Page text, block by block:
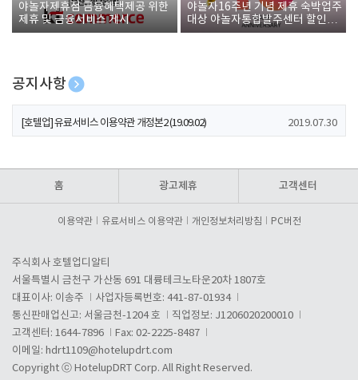
야놀자제휴점 금융혜택제공 위한
제휴 및 금융서비스 게시
야놀자16주년 기념 제휴 숙박업주
대상 야놀자통합발주센터 할인쿠
폰 증정
공지사항
[호텔업] 개인정보 처리방침 개정본1 (19.09.02)
[호텔업] 유료서비스 이용약관 개정본2 (19.09.02) 2019.07.30
홈 광고제휴 고객센터
이용약관 유료서비스 이용약관 개인정보처리방침 PC버전
주식회사 호텔업디알티
서울특별시 금천구 가산동 691 대륭테크노타운20차 1807호
대표이사: 이송주
사업자등록번호: 441-87-01934
통신판매업신고: 서울금천-1204 호
직업정보: J1206020200010
고객센터: 1644-7896
Fax: 02-2225-8487
이메일: hdrt1109@hotelupdrt.com
Copyright ⓒ HotelupDRT Corp. All Right Reserved.